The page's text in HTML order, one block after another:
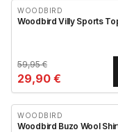
WOODBIRD
Woodbird Villy Sports
59,95€
29,90 €
WOODBIRD
Woodbird Buzo Wool